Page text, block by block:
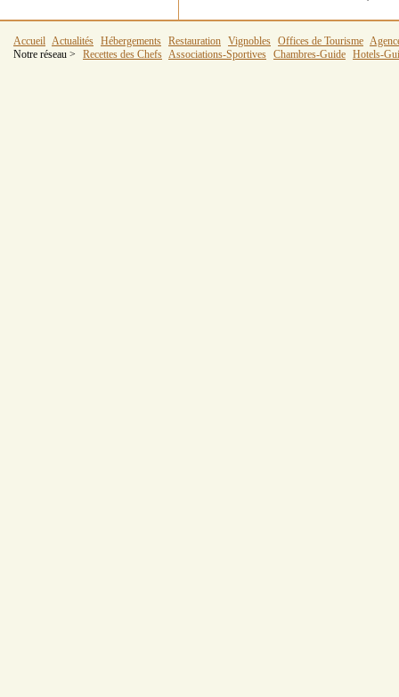
Accueil Actualités Hébergements Restauration Vignobles Offices de Tourisme
Notre réseau >
Recettes des Chefs Associations-Sportives Chambres-Guide Hotels-